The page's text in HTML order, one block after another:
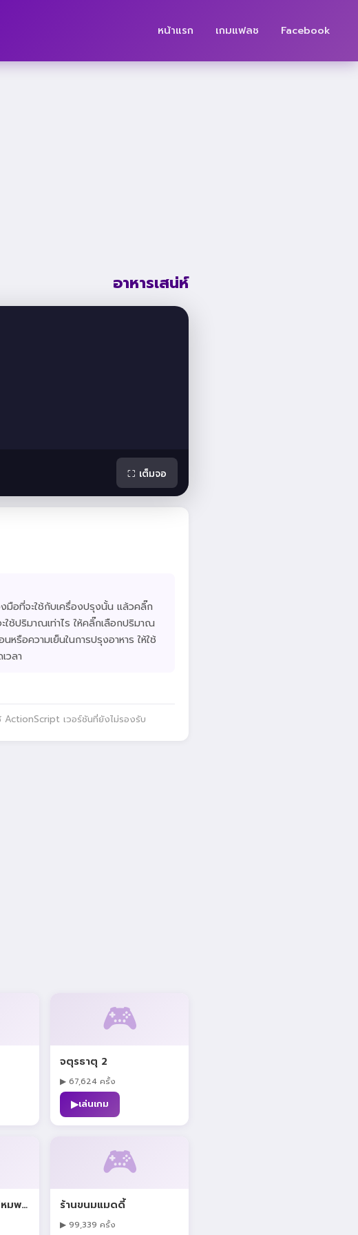
หน้าแรก เกมแฟลช Facebook
อาหารเสน่ห์
⛶ เต็มจอ
มือที่จะใช้กับเครื่องปรุงนั้น แล้วคลิ๊ก
ใช้ปริมาณเท่าไร ให้คลิ๊กเลือกปริมาณ
รือความเย็นในการปรุงอาหาร ให้ใช้
วลา
ActionScript เวอร์ชันที่ยังไม่รองรับ
🎮
จตุรธาตุ 2
▶ 67,624 ครั้ง
▶เล่นเกม
แต่งตัวสาวน้อยชุดไหมพรม
🎮
ร้านขนมแมดดี้
▶ 99,339 ครั้ง